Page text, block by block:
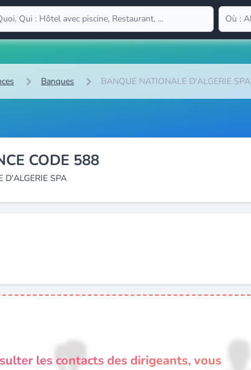
Banques BANQUE NATIONALE D'ALGERIE SPA
CODE 588
D'ALGERIE SPA
les contacts des dirigeants, vous